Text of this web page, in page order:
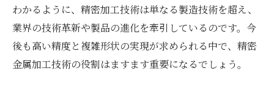
わかるように、精密加工技術は単なる製造技術を超え、
業界の技術革新や製品の進化を牽引しているのです。今
後も高い精度と複雑形状の実現が求められる中で、精密
金属加工技術の役割はますます重要になるでしょう。